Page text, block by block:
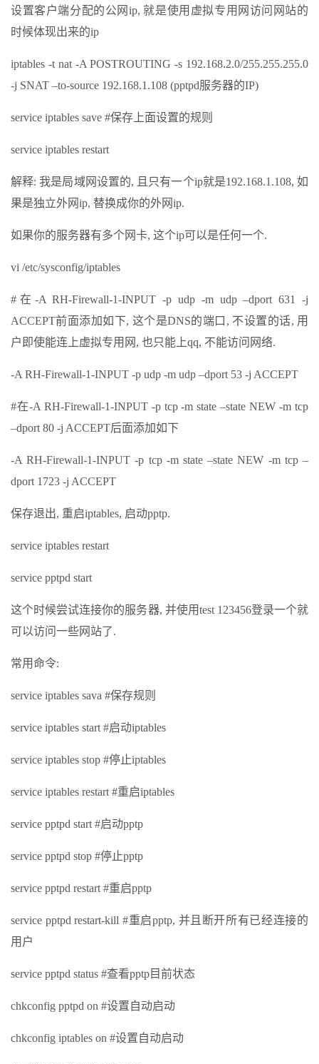
设置客户端分配的公网ip, 就是使用虚拟专用网访问网站的
时候体现出来的ip
iptables -t nat -A POSTROUTING -s 192.168.2.0/255.255.255.0
-j SNAT –to-source 192.168.1.108 (pptpd服务器的IP)
service iptables save #保存上面设置的规则
service iptables restart
解释: 我是局域网设置的, 且只有一个ip就是192.168.1.108, 如
果是独立外网ip, 替换成你的外网ip.
如果你的服务器有多个网卡, 这个ip可以是任何一个.
vi /etc/sysconfig/iptables
#在-A RH-Firewall-1-INPUT -p udp -m udp –dport 631 -j
ACCEPT前面添加如下, 这个是DNS的端口, 不设置的话, 用
户即使能连上虚拟专用网, 也只能上qq, 不能访问网络.
-A RH-Firewall-1-INPUT -p udp -m udp –dport 53 -j ACCEPT
#在-A RH-Firewall-1-INPUT -p tcp -m state –state NEW -m tcp
–dport 80 -j ACCEPT后面添加如下
-A RH-Firewall-1-INPUT -p tcp -m state –state NEW -m tcp –
dport 1723 -j ACCEPT
保存退出, 重启iptables, 启动pptp.
service iptables restart
service pptpd start
这个时候尝试连接你的服务器, 并使用test 123456登录一个就
可以访问一些网站了.
常用命令:
service iptables sava #保存规则
service iptables start #启动iptables
service iptables stop #停止iptables
service iptables restart #重启iptables
service pptpd start #启动pptp
service pptpd stop #停止pptp
service pptpd restart #重启pptp
service pptpd restart-kill #重启pptp, 并且断开所有已经连接的
用户
service pptpd status #查看pptp目前状态
chkconfig pptpd on #设置自动启动
chkconfig iptables on #设置自动启动